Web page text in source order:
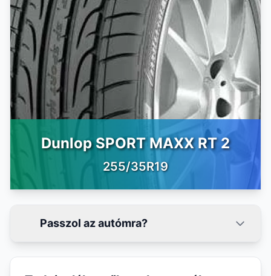
Dunlop SPORT MAXX RT 2
255/35R19
Passzol az autómra?